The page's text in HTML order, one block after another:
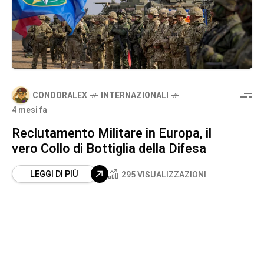
CONDORALEX
INTERNAZIONALI
4 mesi fa
Reclutamento Militare in Europa, il
vero Collo di Bottiglia della Difesa
LEGGI DI PIÙ 295 VISUALIZZAZIONI